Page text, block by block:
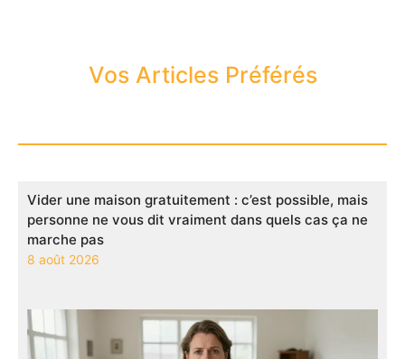
Vos Articles Préférés
Vider une maison gratuitement : c’est possible, mais
personne ne vous dit vraiment dans quels cas ça ne
marche pas
8 août 2026